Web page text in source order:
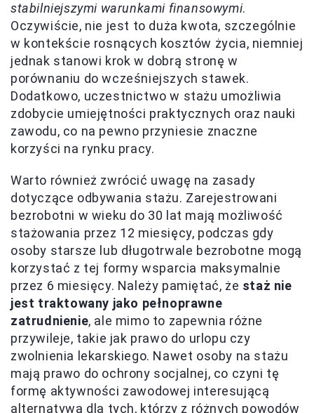
stabilniejszymi warunkami finansowymi.
Oczywiście, nie jest to duża kwota, szczególnie
w kontekście rosnących kosztów życia, niemniej
jednak stanowi krok w dobrą stronę w
porównaniu do wcześniejszych stawek.
Dodatkowo, uczestnictwo w stażu umożliwia
zdobycie umiejętności praktycznych oraz nauki
zawodu, co na pewno przyniesie znaczne
korzyści na rynku pracy.
Warto również zwrócić uwagę na zasady
dotyczące odbywania stażu. Zarejestrowani
bezrobotni w wieku do 30 lat mają możliwość
stażowania przez 12 miesięcy, podczas gdy
osoby starsze lub długotrwale bezrobotne mogą
korzystać z tej formy wsparcia maksymalnie
przez 6 miesięcy. Należy pamiętać, że staż nie
jest traktowany jako pełnoprawne
zatrudnienie, ale mimo to zapewnia różne
przywileje, takie jak prawo do urlopu czy
zwolnienia lekarskiego. Nawet osoby na stażu
mają prawo do ochrony socjalnej, co czyni tę
formę aktywności zawodowej interesującą
alternatywą dla tych, którzy z różnych powodów